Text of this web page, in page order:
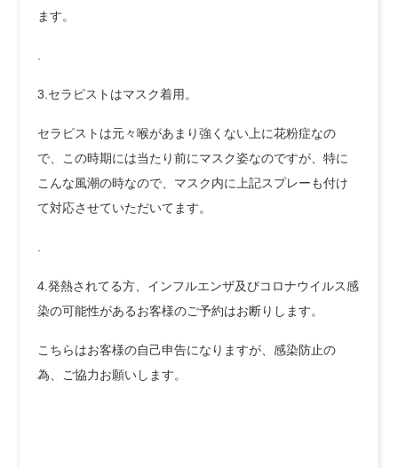
ます。
3.セラピストはマスク着用。
セラピストは元々喉があまり強くない上に花粉症なの
で、この時期には当たり前にマスク姿なのですが、特に
こんな風潮の時なので、マスク内に上記スプレーも付け
て対応させていただいてます。
4.発熱されてる方、インフルエンザ及びコロナウイルス感
染の可能性があるお客様のご予約はお断りします。
こちらはお客様の自己申告になりますが、感染防止の
為、ご協力お願いします。